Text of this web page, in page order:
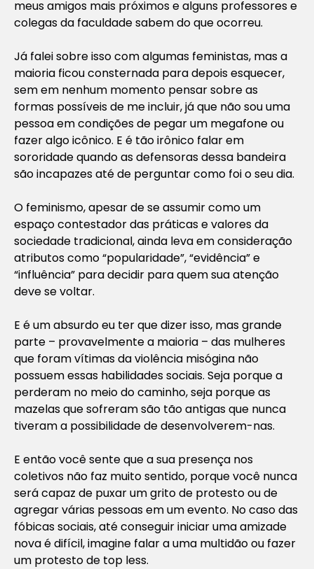
meus amigos mais próximos e alguns professores e
colegas da faculdade sabem do que ocorreu.
Já falei sobre isso com algumas feministas, mas a
maioria ficou consternada para depois esquecer,
sem em nenhum momento pensar sobre as
formas possíveis de me incluir, já que não sou uma
pessoa em condições de pegar um megafone ou
fazer algo icônico. E é tão irônico falar em
sororidade quando as defensoras dessa bandeira
são incapazes até de perguntar como foi o seu dia.
O feminismo, apesar de se assumir como um
espaço contestador das práticas e valores da
sociedade tradicional, ainda leva em consideração
atributos como “popularidade”, “evidência” e
“influência” para decidir para quem sua atenção
deve se voltar.
E é um absurdo eu ter que dizer isso, mas grande
parte – provavelmente a maioria – das mulheres
que foram vítimas da violência misógina não
possuem essas habilidades sociais. Seja porque a
perderam no meio do caminho, seja porque as
mazelas que sofreram são tão antigas que nunca
tiveram a possibilidade de desenvolverem-nas.
E então você sente que a sua presença nos
coletivos não faz muito sentido, porque você nunca
será capaz de puxar um grito de protesto ou de
agregar várias pessoas em um evento. No caso das
fóbicas sociais, até conseguir iniciar uma amizade
nova é difícil, imagine falar a uma multidão ou fazer
um protesto de top less.